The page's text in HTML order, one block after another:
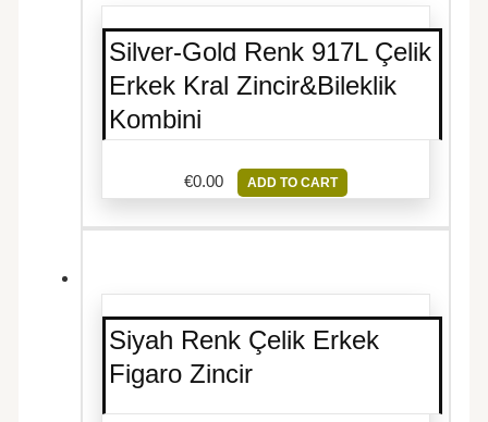
Silver-Gold Renk 917L Çelik
Erkek Kral Zincir&Bileklik
Kombini
€0.00 ADD TO CART
Siyah Renk Çelik Erkek
Figaro Zincir